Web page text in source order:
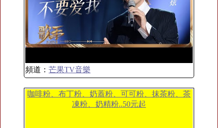
頻道： 芒果TV音樂
咖啡粉、布丁粉、奶蓋粉、可可粉、抹茶粉、茶
凍粉、奶精粉..50元起